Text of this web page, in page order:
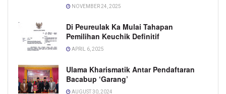
NOVEMBER 24, 2025
Di Peureulak Ka Mulai Tahapan
Pemilihan Keuchik Definitif
APRIL 6, 2025
Ulama Kharismatik Antar Pendaftaran
Bacabup ‘Garang’
AUGUST 30, 2024